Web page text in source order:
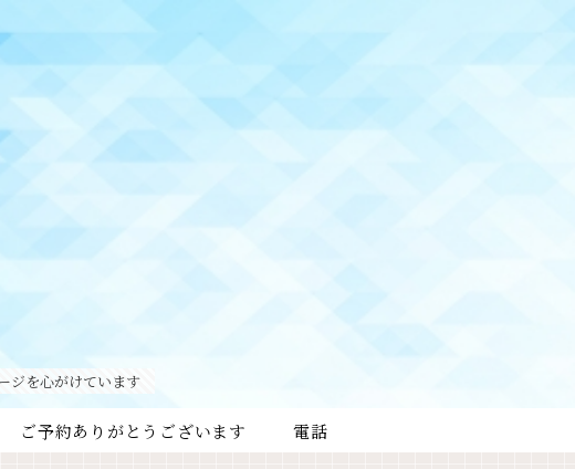
ジを心がけています
ご予約ありがとうございます 電話